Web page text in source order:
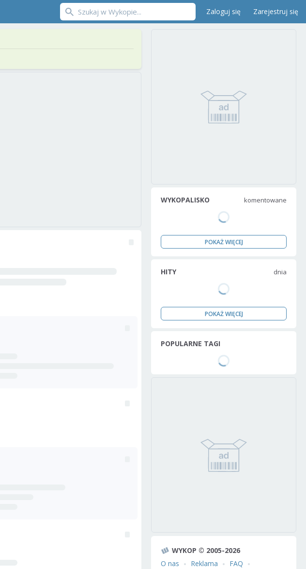
Zaloguj się Zarejestruj się
WYKOPALISKO komentowane
POKAŻ WIĘCEJ
HITY dnia
POKAŻ WIĘCEJ
POPULARNE TAGI
WYKOP © 2005-2026
O nas
Reklama
FAQ